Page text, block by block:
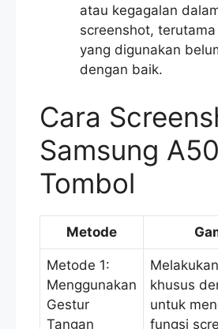
atau kegagalan
screenshot,
yang digunakan
dengan baik.
Cara
Samsung
Tombol
Metode
Metode 1:
Menggunakan
Gestur
Tangan
khusus
untuk
fungsi